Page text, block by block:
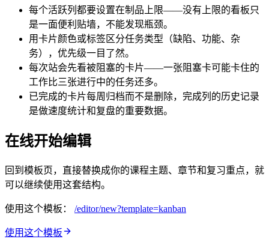
每个活跃列都要设置在制品上限——没有上限的看板只
是一面便利贴墙，不能发现瓶颈。
用卡片颜色或标签区分任务类型（缺陷、功能、杂
务），优先级一目了然。
每次站会先看被阻塞的卡片——一张阻塞卡可能卡住的
工作比三张进行中的任务还多。
已完成的卡片每周归档而不是删除，完成列的历史记录
是做速度统计和复盘的重要数据。
在线开始编辑
回到模板页，直接替换成你的课程主题、章节和复习重点，就
可以继续使用这套结构。
使用这个模板： /editor/new?template=kanban
使用这个模板